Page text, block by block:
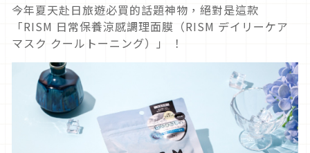
今年夏天赴日旅遊必買的話題神物，絕對是這款
「RISM 日常保養涼感調理面膜（RISM デイリーケア
マスク クールトーニング）」 ！